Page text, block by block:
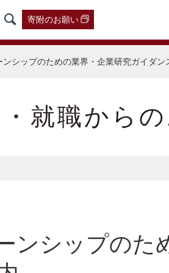
寄附のお願い
ンシップのための業界・企業研究ガイダン
就職から
ンシップのた